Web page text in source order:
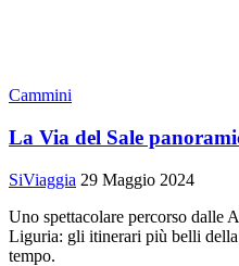
Cammini
La Via del Sale
SiViaggia 29 Maggio 2024
Uno spettacolare percorso dalle
Liguria: gli itinerari più belli
tempo.